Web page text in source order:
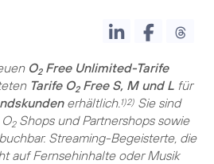
O2Free Unlimited-Tarife
Tarife O2Free S, M und L für
erhältlich.1)2) Sie sind
2Shops und Partnershops sowie
Streaming-Begeisterte, die
auf Fernsehinhalte oder Musik